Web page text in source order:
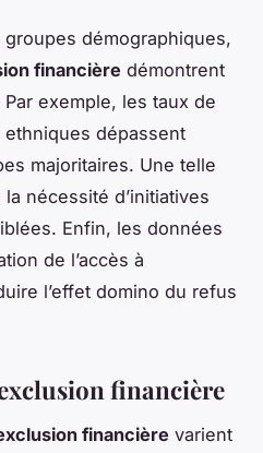
démographiques,
financière démontrent
exemple, les taux de
dépassent
majoritaires. Une telle
nécessité d’initiatives
Enfin, les données
de l’accès à
l’effet domino du refus
financière
financière varient